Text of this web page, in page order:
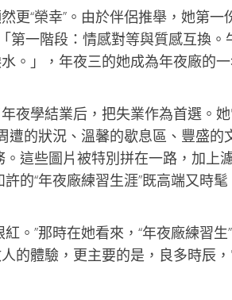
“榮幸”。由於伴侶推舉，她第一
第一階段：情感對等與質感互換
。」，年夜三的她成為年夜廠的
學結業后，把失業作為首選。她
遭的狀況、溫馨的歇息區、豐盛的
這些圖片被特別拼在一路，加上
的“年夜廠練習生涯”既高端又時髦
”那時在她看來，“年夜廠練習生
的體驗，更主要的是，良多時辰